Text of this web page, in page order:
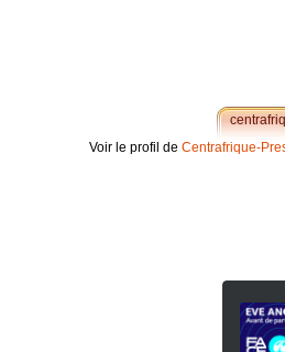
Voir le profil de Centrafrique-